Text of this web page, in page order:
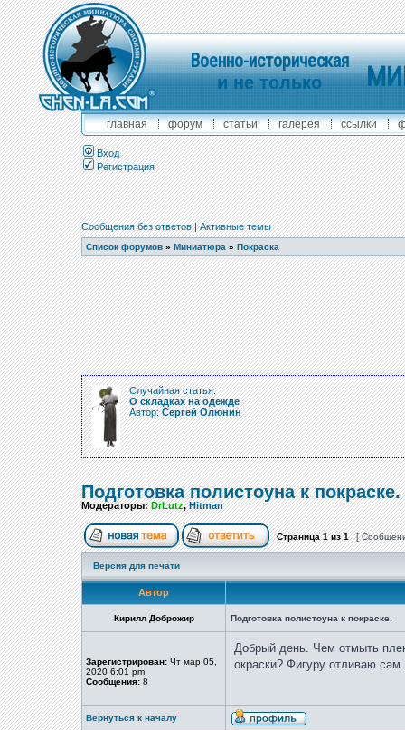
Военно-историческая
и не только
главная форум статьи галерея ссылки
Вход
Регистрация
Сообщения без ответов|Активные темы
Список форумов » Миниатюра » Покраска
Случайная статья:
О складках на одежде
Автор:Сергей Олюнин
Подготовка полистоуна к покраске.
Модераторы:DrLutz,Hitman
Страница1из1 [
Версия для печати
Автор
Кирилл Доброжир Подготовка полистоуна к покраске.
Зарегистрирован: Чт мар 05,
2020 6:01 pm
Сообщения: 8
Добрый день. Чем отмыть
окраски? Фигуру отливаю
Вернуться к началу